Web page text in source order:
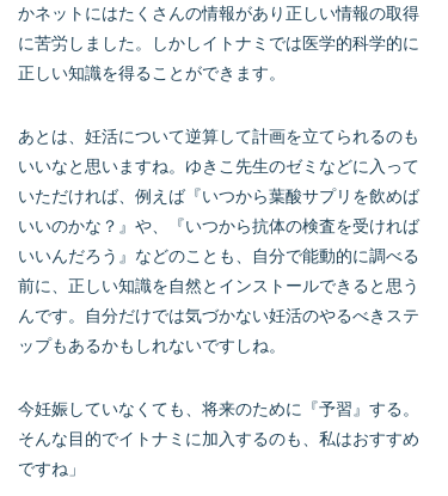
かネットにはたくさんの情報があり正しい情報の取得
に苦労しました。しかしイトナミでは医学的科学的に
正しい知識を得ることができます。
あとは、妊活について逆算して計画を立てられるのも
いいなと思いますね。ゆきこ先生のゼミなどに入って
いただければ、例えば『いつから葉酸サプリを飲めば
いいのかな？』や、『いつから抗体の検査を受ければ
いいんだろう』などのことも、自分で能動的に調べる
前に、正しい知識を自然とインストールできると思う
んです。自分だけでは気づかない妊活のやるべきステ
ップもあるかもしれないですしね。
今妊娠していなくても、将来のために『予習』する。
そんな目的でイトナミに加入するのも、私はおすすめ
ですね」